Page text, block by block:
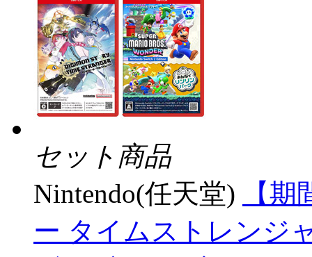
セット商品
Nintendo(任天堂)
【
ー タイムストレンジ